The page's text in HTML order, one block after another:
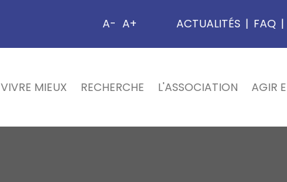
A- A+ ACTUALITÉS | FAQ |
VIVRE MIEUX RECHERCHE L'ASSOCIATION AGIR